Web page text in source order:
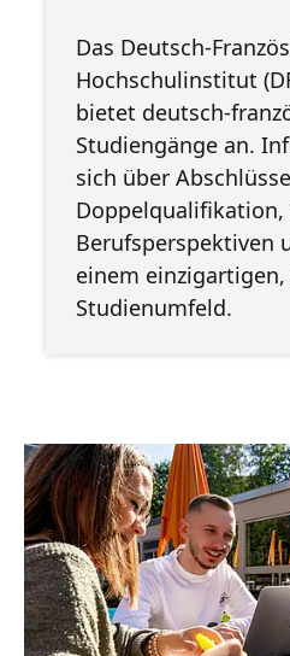
Das Deutsch-
Hochschulinstitut
bietet deutsch-
Studiengänge an.
sich über
Berufsperspektiven
einem
Studienumfeld.